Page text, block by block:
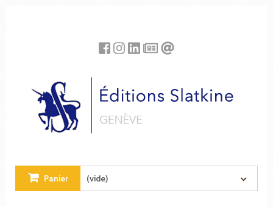
Panier (vide)